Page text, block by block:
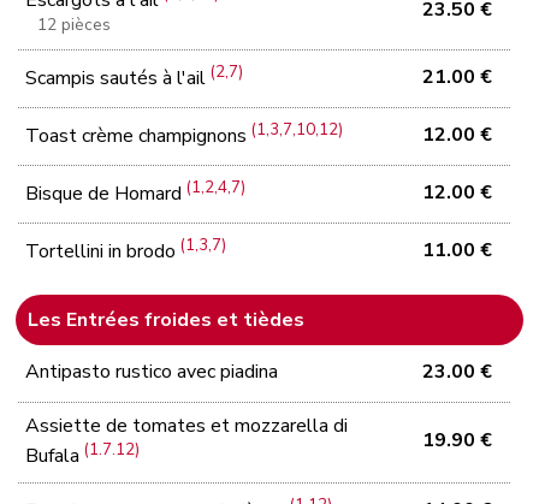
12 pièces
23.50 €
Scampis sautés à l'ail(2,7) 21.00 €
Toast crème champignons(1,3,7,10,12) 12.00 €
Bisque de Homard(1,2,4,7) 12.00 €
Tortellini in brodo(1,3,7) 11.00 €
Les Entrées froides et tièdes
Antipasto rustico avec piadina
23.00 €
Assiette de tomates et mozzarella di
Bufala(1.7.12) 19.90 €